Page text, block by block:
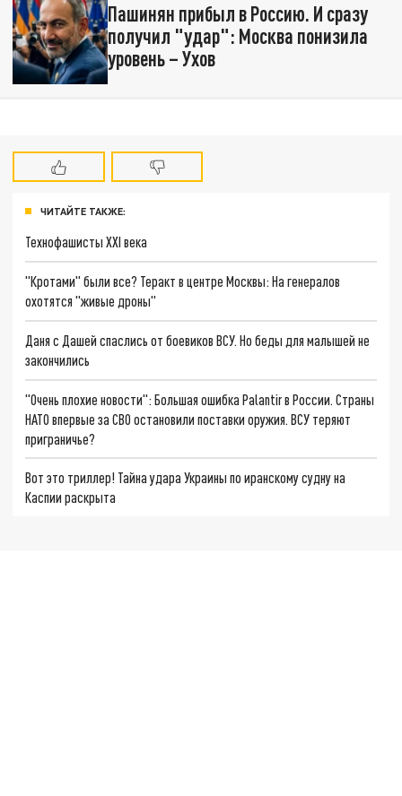
Пашинян прибыл в Россию. И сразу
получил "удар": Москва понизила
уровень – Ухов
ЧИТАЙТЕ ТАКЖЕ:
Технофашисты XXI века
"Кротами" были все? Теракт в центре Москвы: На генералов
охотятся "живые дроны"
Даня с Дашей спаслись от боевиков ВСУ. Но беды для малышей не
закончились
"Очень плохие новости": Большая ошибка Palantir в России. Страны
НАТО впервые за СВО остановили поставки оружия. ВСУ теряют
приграничье?
Вот это триллер! Тайна удара Украины по иранскому судну на
Каспии раскрыта